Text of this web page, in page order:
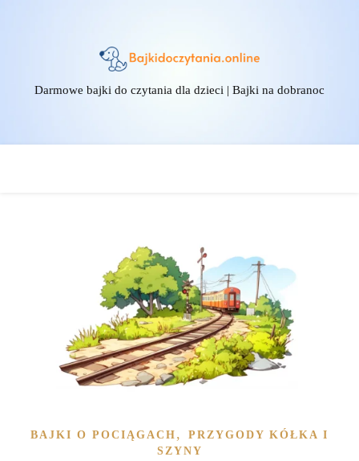
Darmowe bajki do czytania dla dzieci | Bajki na dobranoc
BAJKI O POCIĄGACH ,
PRZYGODY KÓŁKA I
SZYNY